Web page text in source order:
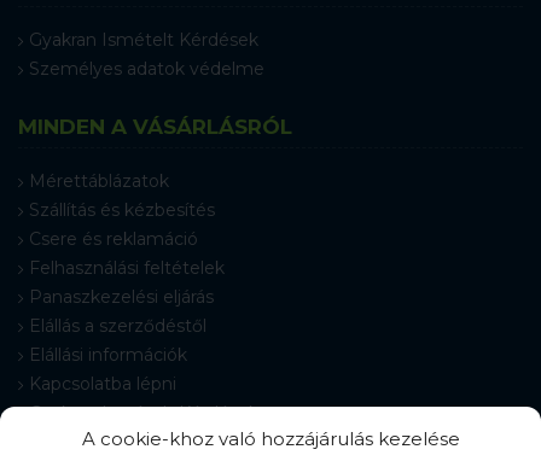
A cookie-khoz való hozzájárulás kezelése
Gyakran Ismételt Kérdések
Személyes adatok védelme
MINDEN A VÁSÁRLÁSRÓL
Mérettáblázatok
Szállítás és kézbesítés
Csere és reklamáció
Felhasználási feltételek
Panaszkezelési eljárás
Elállás a szerződéstől
Elállási információk
Kapcsolatba lépni
Gyakran Ismételt Kérdések
Cookie-beállítások